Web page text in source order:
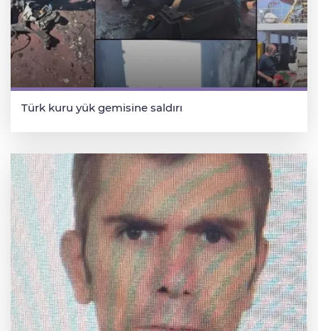
Türk kuru yük gemisine saldırı